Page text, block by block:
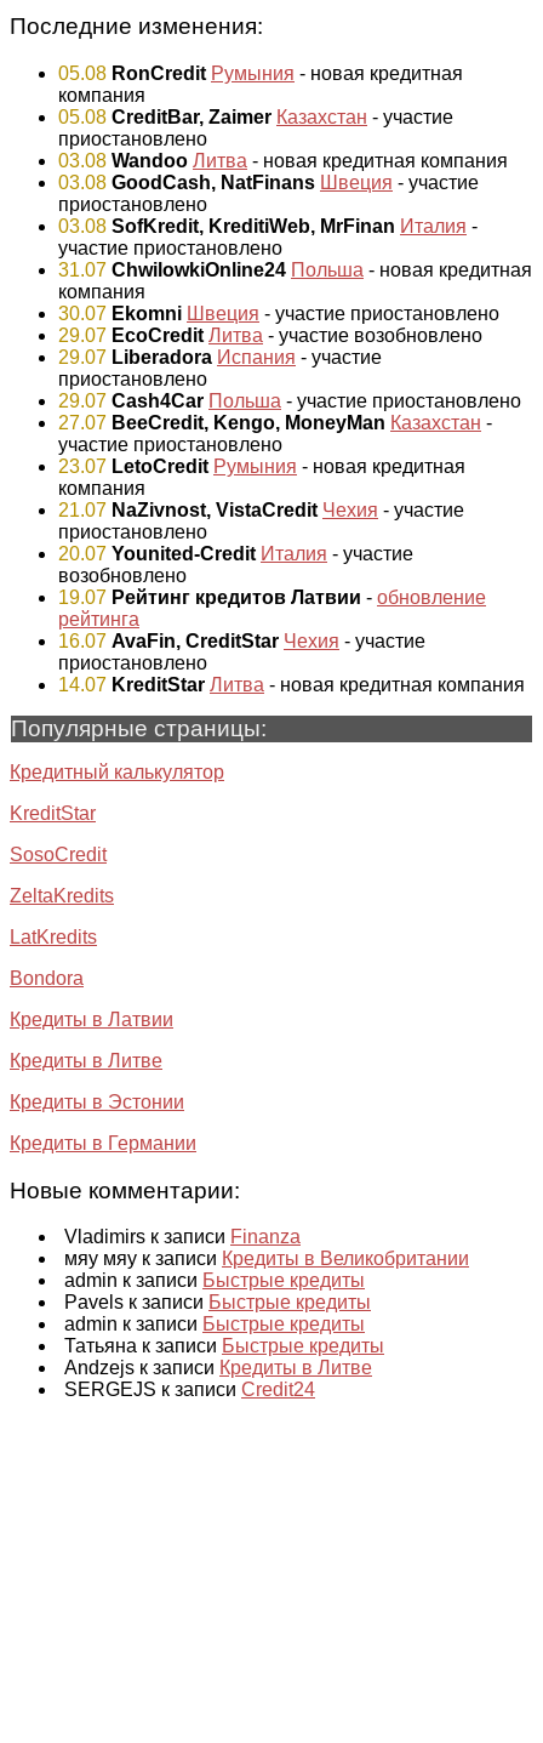
Последние изменения:
05.08 RonCredit Румыния - новая кредитная
компания
05.08 CreditBar, Zaimer Казахстан - участие
приостановлено
03.08 Wandoo Литва - новая кредитная компания
03.08 GoodCash, NatFinans Швеция - участие
приостановлено
03.08 SofKredit, KreditiWeb, MrFinan Италия -
участие приостановлено
31.07 ChwilowkiOnline24 Польша - новая кредитная
компания
30.07 Ekomni Швеция - участие приостановлено
29.07 EcoCredit Литва - участие возобновлено
29.07 Liberadora Испания - участие
приостановлено
29.07 Cash4Car Польша - участие приостановлено
27.07 BeeCredit, Kengo, MoneyMan Казахстан -
участие приостановлено
23.07 LetoCredit Румыния - новая кредитная
компания
21.07 NaZivnost, VistaCredit Чехия - участие
приостановлено
20.07 Younited-Credit Италия - участие
возобновлено
19.07 Рейтинг кредитов Латвии - обновление
рейтинга
16.07 AvaFin, CreditStar Чехия - участие
приостановлено
14.07 KreditStar Литва - новая кредитная компания
Популярные страницы:
Кредитный калькулятор
KreditStar
SosoCredit
ZeltaKredits
LatKredits
Bondora
Кредиты в Латвии
Кредиты в Литве
Кредиты в Эстонии
Кредиты в Германии
Новые комментарии:
Vladimirs к записи Finanza
мяу мяу к записи Кредиты в Великобритании
admin к записи Быстрые кредиты
Pavels к записи Быстрые кредиты
admin к записи Быстрые кредиты
Татьяна к записи Быстрые кредиты
Andzejs к записи Кредиты в Литве
SERGEJS к записи Credit24